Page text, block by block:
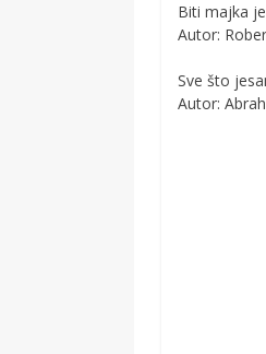
Biti majka
Autor:
Sve što
Autor: